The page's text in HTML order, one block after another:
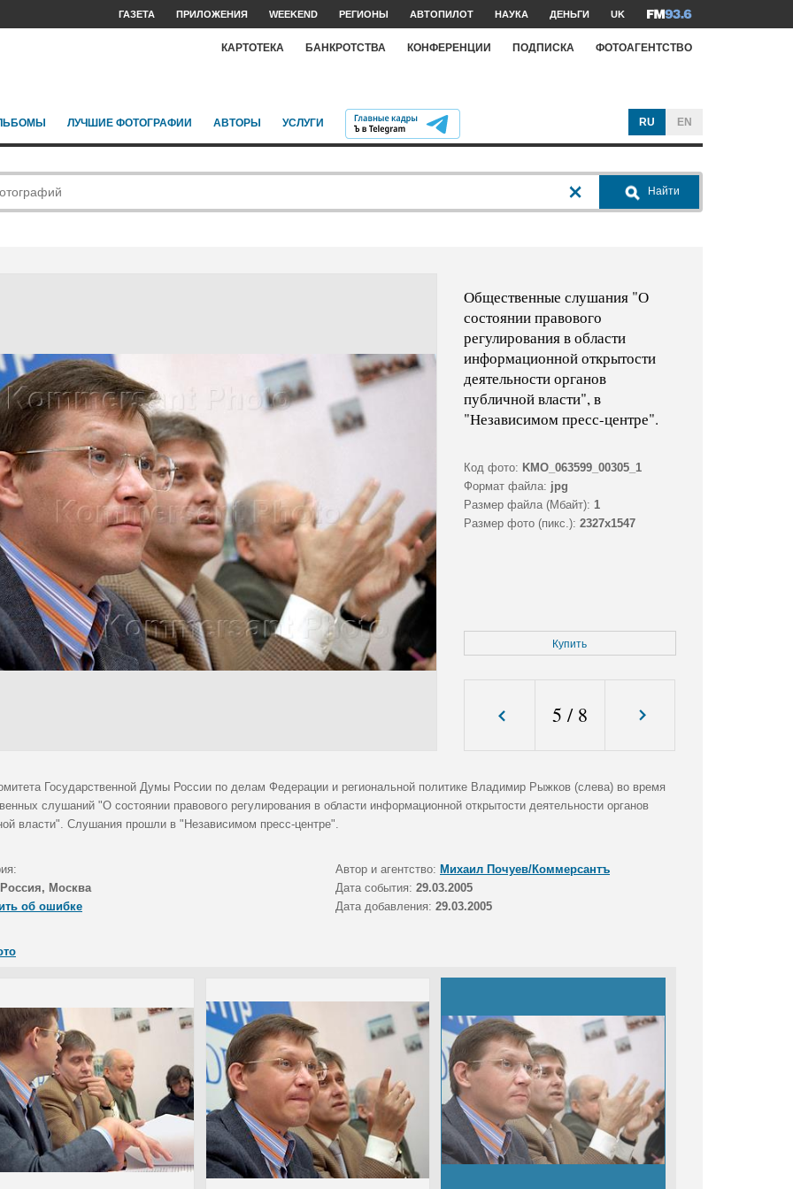
ГАЗЕТА ПРИЛОЖЕНИЯ WEEKEND РЕГИОНЫ АВТОПИЛОТ НАУКА ДЕНЬГИ UK
КАРТОТЕКА БАНКРОТСТВА КОНФЕРЕНЦИИ ПОДПИСКА ФОТОАГЕНТСТВО
ЛУЧШИЕ ФОТОГРАФИИ АВТОРЫ УСЛУГИ RU EN
Найти
Общественные слушания "О
состоянии правового
регулирования в области
информационной открытости
деятельности органов
публичной власти", в
"Независимом пресс-центре".
Код фото: KMO_063599_00305_1
Формат файла: jpg
Размер файла (Мбайт): 1
Размер фото (пикс.): 2327x1547
Купить
5 / 8
Государственной Думы России по делам Федерации и региональной политике Владимир Рыжков (слева) во время
слушаний "О состоянии правового регулирования в области информационной открытости деятельности органов
власти". Слушания прошли в "Независимом пресс-центре".
Автор и агентство: Михаил Почуев/Коммерсантъ
Россия, Москва Дата события: 29.03.2005
об ошибке
Дата добавления: 29.03.2005